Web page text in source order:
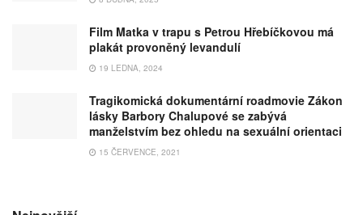
Film Matka v trapu s Petrou Hřebíčkovou má
plakát provoněný levandulí
19 LEDNA, 2024
Tragikomická dokumentární roadmovie Zákon
lásky Barbory Chalupové se zabývá
manželstvím bez ohledu na sexuální orientaci
15 ČERVENCE, 2021